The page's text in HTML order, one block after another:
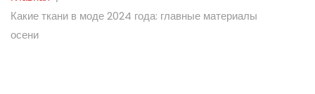
Какие ткани в моде 2024 года: главные материалы
осени